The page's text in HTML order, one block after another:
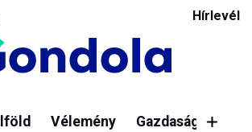
Hírlevél
Vélemény Gazdaság